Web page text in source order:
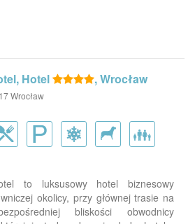
Hotel , Wrocław
Wrocław
to luksusowy hotel biznesowy
okolicy, przy głównej trasie na
bliskości obwodnicy